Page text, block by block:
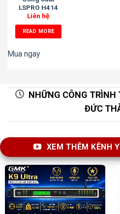
LSPRO H414
Liên hệ
READ MORE
Mua ngay
NHỮNG CÔNG TRÌNH
ĐỨC
XEM THÊM KÊNH